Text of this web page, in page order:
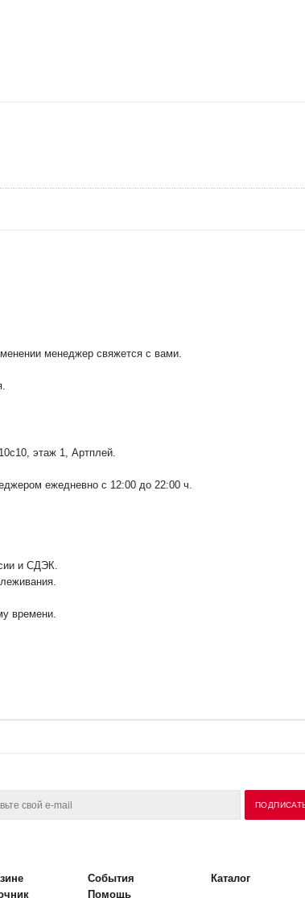
менеджер свяжется с вами.
, этаж 1, Артплей.
ежедневно с 12:00 до 22:00 ч.
и СДЭК.
времени.
События
Каталог
Помощь